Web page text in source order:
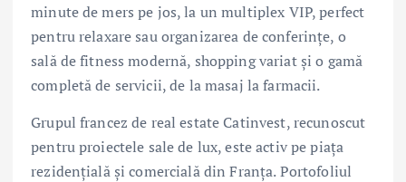
minute de mers pe jos, la un multiplex VIP, perfect
pentru relaxare sau organizarea de conferințe, o
sală de fitness modernă, shopping variat și o gamă
completă de servicii, de la masaj la farmacii.
Grupul francez de real estate Catinvest, recunoscut
pentru proiectele sale de lux, este activ pe piața
rezidențială și comercială din Franța. Portofoliul